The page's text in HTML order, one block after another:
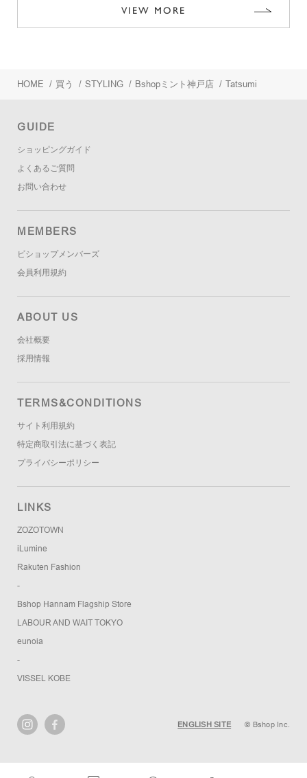
VIEW MORE
HOME / 買う / STYLING / Bshopミント神戸店 / Tatsumi
GUIDE
ショッピングガイド
よくあるご質問
お問い合わせ
MEMBERS
ビショップメンバーズ
会員利用規約
ABOUT US
会社概要
採用情報
TERMS&CONDITIONS
サイト利用規約
特定商取引法に基づく表記
プライバシーポリシー
LINKS
ZOZOTOWN
iLumine
Rakuten Fashion
-
Bshop Hannam Flagship Store
LABOUR AND WAIT TOKYO
eunoia
-
VISSEL KOBE
ENGLISH SITE © Bshop Inc.